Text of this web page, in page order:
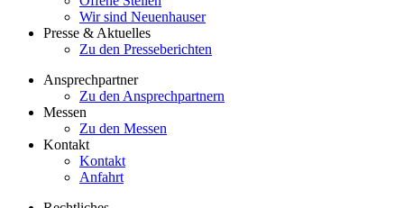
Wir sind Neuenhauser
Presse & Aktuelles
Zu den Presseberichten
Ansprechpartner
Zu den Ansprechpartnern
Messen
Zu den Messen
Kontakt
Kontakt
Anfahrt